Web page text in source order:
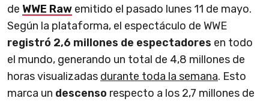
de WWE Raw emitido el pasado lunes 11 de mayo.
Según la plataforma, el espectáculo de WWE
registró 2,6 millones de espectadores en todo
el mundo, generando un total de 4,8 millones de
horas visualizadas durante toda la semana. Esto
marca un descenso respecto a los 2,7 millones de